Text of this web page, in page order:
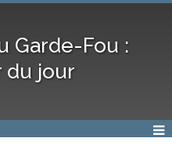
Garde-Fou :
du jour